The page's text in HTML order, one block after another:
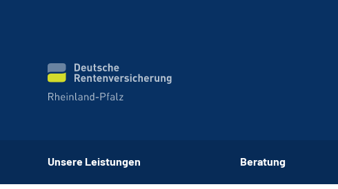
Unsere Leistungen Beratung